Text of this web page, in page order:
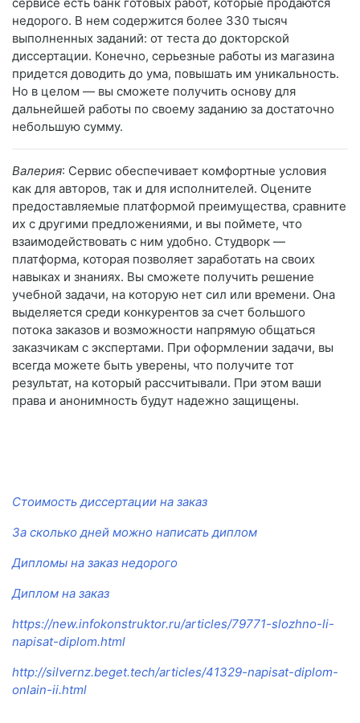
недорого. В нем содержится более 330 тысяч
выполненных заданий: от теста до докторской
диссертации. Конечно, серьезные работы из магазина
придется доводить до ума, повышать им уникальность.
Но в целом — вы сможете получить основу для
дальнейшей работы по своему заданию за достаточно
небольшую сумму.
Валерия: Сервис обеспечивает комфортные условия
как для авторов, так и для исполнителей. Оцените
предоставляемые платформой преимущества, сравните
их с другими предложениями, и вы поймете, что
взаимодействовать с ним удобно. Студворк —
платформа, которая позволяет заработать на своих
навыках и знаниях. Вы сможете получить решение
учебной задачи, на которую нет сил или времени. Она
выделяется среди конкурентов за счет большого
потока заказов и возможности напрямую общаться
заказчикам с экспертами. При оформлении задачи, вы
всегда можете быть уверены, что получите тот
результат, на который рассчитывали. При этом ваши
права и анонимность будут надежно защищены.
Стоимость диссертации на заказ
За сколько дней можно написать диплом
Дипломы на заказ недорого
Диплом на заказ
https://new.infokonstruktor.ru/articles/79771-slozhno-li-
napisat-diplom.html
http://silvernz.beget.tech/articles/41329-napisat-diplom-
onlain-ii.html